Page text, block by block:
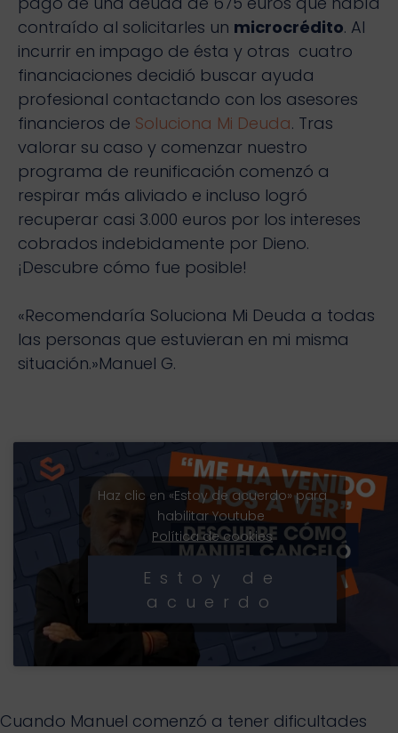
contraído al solicitarles un microcrédito. Al
incurrir en impago de ésta y otras cuatro
financiaciones decidió buscar ayuda
profesional contactando con los asesores
financieros de Soluciona Mi Deuda. Tras
valorar su caso y comenzar nuestro
programa de reunificación comenzó a
respirar más aliviado e incluso logró
recuperar casi 3.000 euros por los intereses
cobrados indebidamente por Dieno.
¡Descubre cómo fue posible!
«Recomendaría Soluciona Mi Deuda a todas
las personas que estuvieran en mi misma
situación.»Manuel G.
Haz clic en «Estoy de acuerdo» para
habilitar Youtube
Política de cookies
Estoy de
acuerdo
Cuando Manuel comenzó a tener dificultades